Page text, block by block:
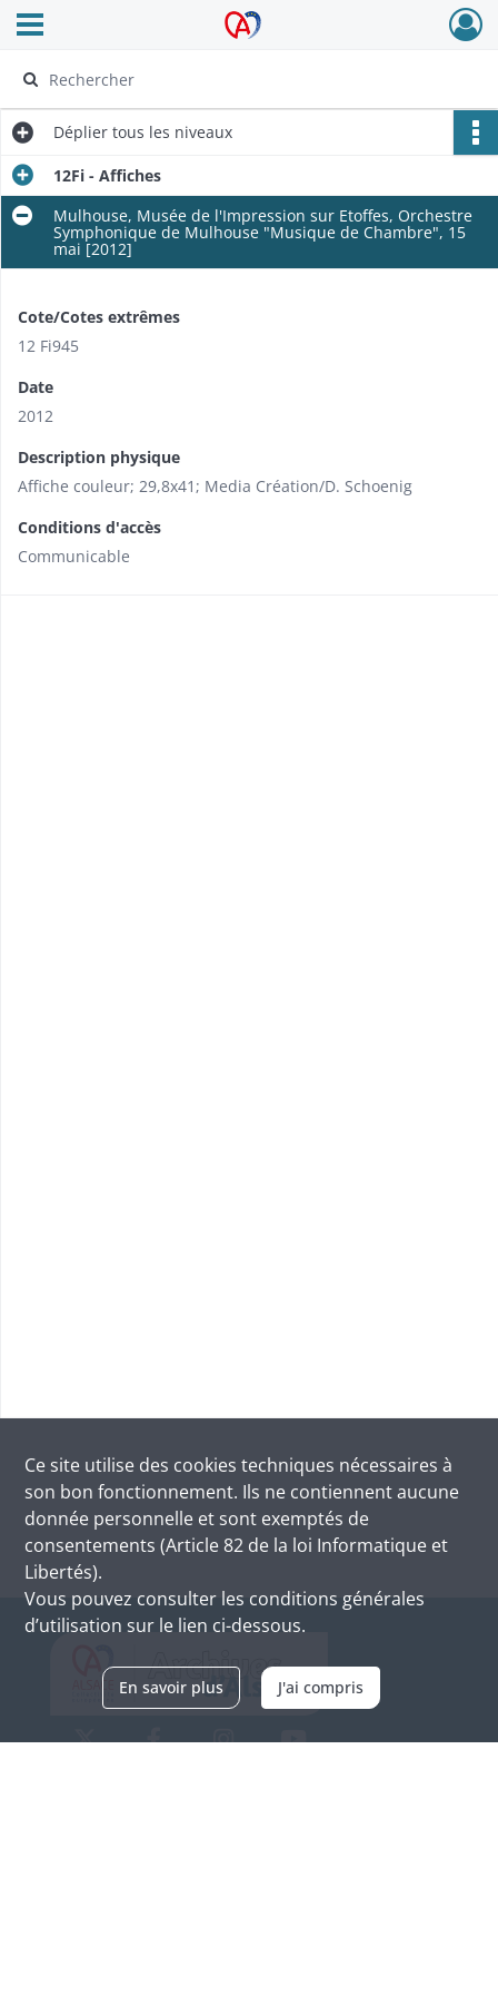
Archives Alsace - Colmar
Ouvrir le menu déroulant
Déplier tous les niveaux
12Fi - Affiches
Mulhouse, Musée de l'Impression sur Etoffes, Orchestre
Symphonique de Mulhouse "Musique de Chambre", 15
mai [2012]
Cote/Cotes extrêmes
12 Fi945
Date
2012
Description physique
Affiche couleur; 29,8x41; Media Création/D. Schoenig
Conditions d'accès
Communicable
Ce site utilise des cookies techniques nécessaires à
son bon fonctionnement. Ils ne contiennent aucune
donnée personnelle et sont exemptés de
consentements (Article 82 de la loi Informatique et
Libertés).
Vous pouvez consulter les conditions générales
d’utilisation sur le lien ci-dessous.
En savoir plus J'ai compris